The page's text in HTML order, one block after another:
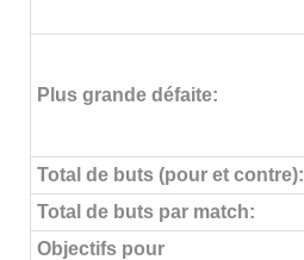
Plus grande défaite:
Total de buts (pour et contre):
Total de buts par match:
Objectifs pour